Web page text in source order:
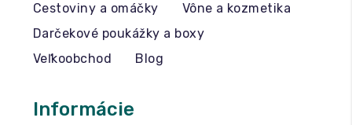
Cestoviny a omáčky
Vône a kozmetika
Darčekové poukážky a boxy
Veľkoobchod
Blog
Informácie